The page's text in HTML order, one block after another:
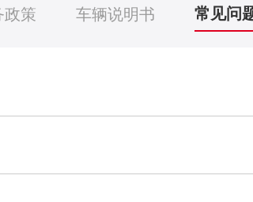
政策 车辆说明书 常见问